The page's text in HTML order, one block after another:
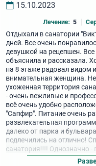
15.10.2023
Лечение: 5
Отдыхали в санатории
дней. Все очень
девушкой на рецепшен. Все
объяснила и рассказала.
на 8 этаже радовал видом
внимательная женщина.
ухоженная территория
- очень вежливые и
всё очень удобно
"Сапфир". Питание очень
развлекательная
далеко от парка и
подлечились на отлично!
санатория!!!! Однозначно
знакомым рекомендуем